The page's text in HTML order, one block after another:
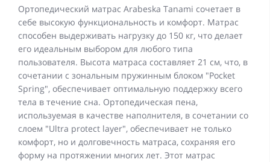
Ортопедический матрас Arabeska Tanami сочетает в
себе высокую функциональность и комфорт. Матрас
способен выдерживать нагрузку до 150 кг, что делает
его идеальным выбором для любого типа
пользователя. Высота матраса составляет 21 см, что, в
сочетании с зональным пружинным блоком "Pocket
Spring", обеспечивает оптимальную поддержку всего
тела в течение сна. Ортопедическая пена,
используемая в качестве наполнителя, в сочетании со
слоем "Ultra protect layer", обеспечивает не только
комфорт, но и долговечность матраса, сохраняя его
форму на протяжении многих лет. Этот матрас